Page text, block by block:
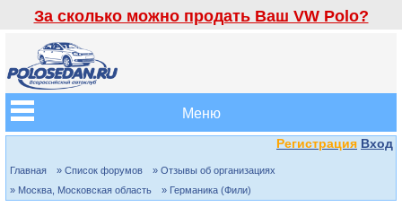
За сколько можно продать Ваш VW Polo?
Меню
Регистрация Вход
Главная » Список форумов
» Отзывы об организациях
» Москва, Московская область
» Германика (Фили)